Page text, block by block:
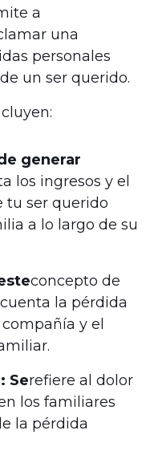
a
una
personales
un ser querido.
generar
los ingresos y el
tu ser querido
a lo largo de su
concepto de
la pérdida
y el
Serefiere al dolor
los familiares
la pérdida